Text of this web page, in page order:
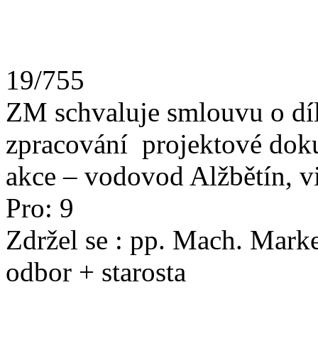
19/755
ZM schvaluje smlouvu o
zpracování projektové
akce – vodovod Alžbětín,
Pro: 9
Zdržel se : pp. Mach.
odbor + starosta